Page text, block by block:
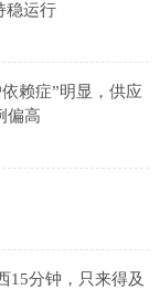
稳运行
赖症”明显，供应
偏高
15分钟，只来得及